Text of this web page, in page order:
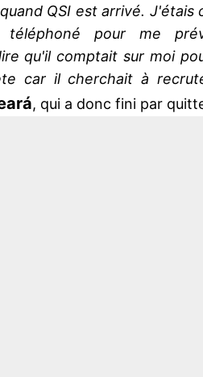
QSI est arrivé. J'étais
téléphoné pour me
qu'il comptait sur moi
car il cherchait à
, qui a donc fini par